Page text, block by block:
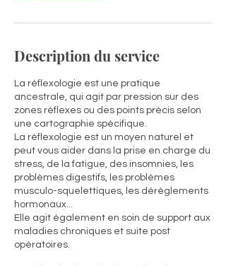
Description du service
La réflexologie est une pratique
ancestrale, qui agit par pression sur des
zones réflexes ou des points précis selon
une cartographie spécifique.
La réflexologie est un moyen naturel et
peut vous aider dans la prise en charge du
stress, de la fatigue, des insomnies, les
problèmes digestifs, les problèmes
musculo-squelettiques, les dérèglements
hormonaux...
Elle agit également en soin de support aux
maladies chroniques et suite post
opératoires.